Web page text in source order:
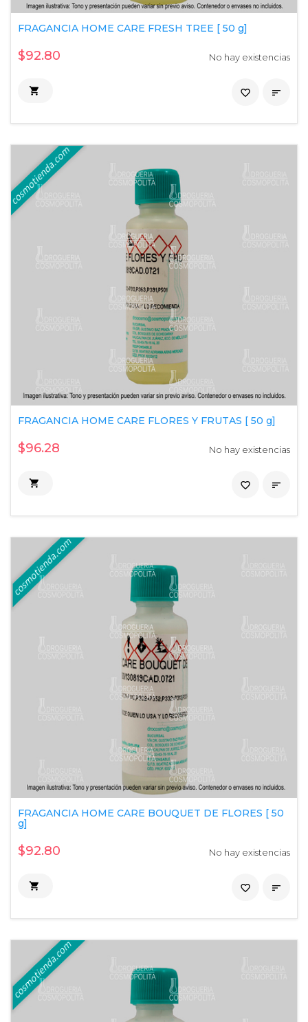
FRAGANCIA HOME CARE FRESH TREE [ 50 g]
$92.80 No hay existencias
 
favorite_border
FRAGANCIA HOME CARE FLORES Y FRUTAS [ 50 g]
$96.28 No hay existencias
 
favorite_border
FRAGANCIA HOME CARE BOUQUET DE FLORES [ 50
g]
$92.80 No hay existencias
 
favorite_border